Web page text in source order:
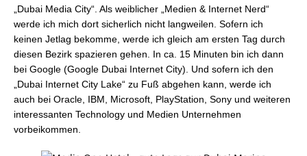
„Dubai Media City“. Als weiblicher „Medien & Internet Nerd“
werde ich mich dort sicherlich nicht langweilen. Sofern ich
keinen Jetlag bekomme, werde ich gleich am ersten Tag durch
diesen Bezirk spazieren gehen. In ca. 15 Minuten bin ich dann
bei Google (Google Dubai Internet City). Und sofern ich den
„Dubai Internet City Lake“ zu Fuß abgehen kann, werde ich
auch bei Oracle, IBM, Microsoft, PlayStation, Sony und weiteren
interessanten Technology und Medien Unternehmen
vorbeikommen.